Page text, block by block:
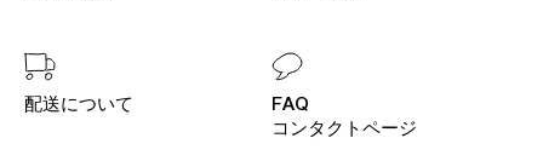
配送について
FAQ
コンタクトページ